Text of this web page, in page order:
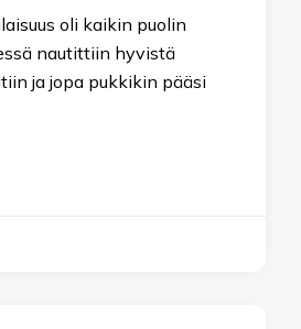
oli kaikin puolin
nautittiin hyvistä
ja jopa pukkikin pääsi